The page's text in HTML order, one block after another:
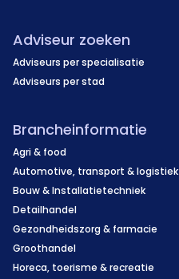
Adviseur zoeken
Adviseurs per specialisatie
Adviseurs per stad
Brancheinformatie
Agri & food
Automotive, transport & logistiek
Bouw & Installatietechniek
Detailhandel
Gezondheidszorg & farmacie
Groothandel
Horeca, toerisme & recreatie